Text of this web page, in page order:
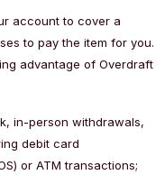
account to cover a
to pay the item for you.
advantage of Overdraft
in-person withdrawals,
debit card
or ATM transactions;